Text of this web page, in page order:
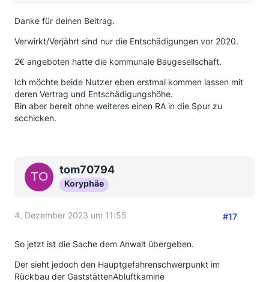
Danke für deinen Beitrag.
Verwirkt/Verjährt sind nur die Entschädigungen vor 2020.
2€ angeboten hatte die kommunale Baugesellschaft.
Ich möchte beide Nutzer eben erstmal kommen lassen mit
deren Vertrag und Entschädigungshöhe.
Bin aber bereit ohne weiteres einen RA in die Spur zu
scchicken.
tom70794
Koryphäe
4. Dezember 2023 um 11:55 #17
So jetzt ist die Sache dem Anwalt übergeben.
Der sieht jedoch den Hauptgefahrenschwerpunkt im
Rückbau der GaststättenAbluftkamine